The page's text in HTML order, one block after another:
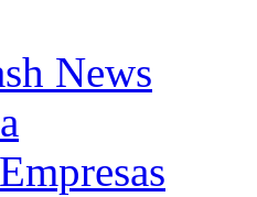
News